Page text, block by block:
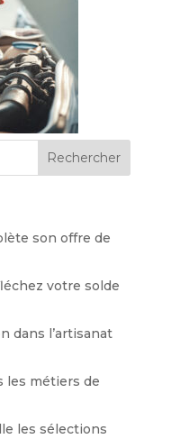
son offre de
votre solde
dans l’artisanat
les métiers de
les sélections